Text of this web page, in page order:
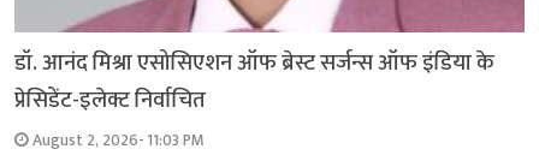
डॉ. आनंद मिश्रा एसोसिएशन ऑफ ब्रेस्ट सर्जन्स ऑफ इंडिया के
प्रेसिडेंट-इलेक्ट निर्वाचित
August 2, 2026- 11:03 PM